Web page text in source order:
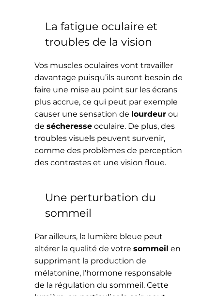
La fatigue oculaire et
troubles de la vision
Vos muscles oculaires vont travailler
davantage puisqu’ils auront besoin de
faire une mise au point sur les écrans
plus accrue, ce qui peut par exemple
causer une sensation de lourdeur ou
de sécheresse oculaire. De plus, des
troubles visuels peuvent survenir,
comme des problèmes de perception
des contrastes et une vision floue.
Une perturbation du
sommeil
Par ailleurs, la lumière bleue peut
altérer la qualité de votre sommeil en
supprimant la production de
mélatonine, l’hormone responsable
de la régulation du sommeil. Cette